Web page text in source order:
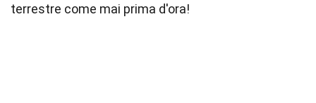
terrestre come mai prima d'ora!